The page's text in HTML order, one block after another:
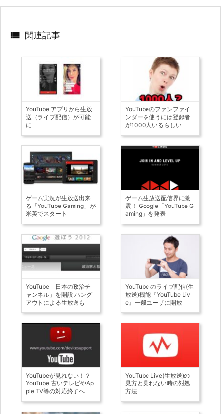
 関連記事
YouTube アプリから生放
送（ライブ配信）が可能
に
YouTubeのファンファイ
ンダーを使うには登録者
が1000人いるらしい
ゲーム実況が生放送出来
る「YouTube Gaming」が
米英でスタート
ゲーム生放送配信界に激
震！ Google「YouTube G
aming」を発表
YouTube「日本の政治チ
ャンネル」を開設 ハング
アウトによる生放送も
YouTube のライブ配信(生
放送)機能『YouTube Liv
e』一般ユーザに開放
YouTubeが見れない！？
YouTube 古いテレビやAp
ple TV等の対応終了へ
YouTube Live(生放送)の
見方と見れない時の対処
方法